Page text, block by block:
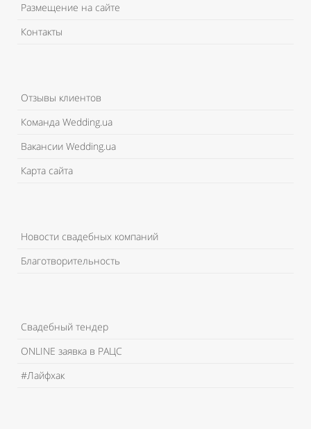
Размещение на сайте
Контакты
Отзывы клиентов
Команда Wedding.ua
Вакансии Wedding.ua
Карта сайта
Новости свадебных компаний
Благотворительность
Свадебный тендер
ONLINE заявка в РАЦС
#Лайфхак